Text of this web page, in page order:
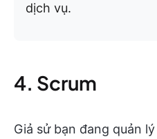
dịch vụ.
4. Scrum
Giả sử bạn đang quản